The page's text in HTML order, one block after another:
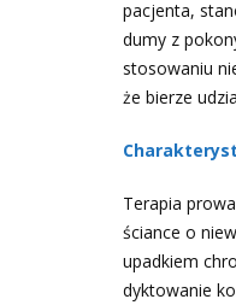
pacjenta,
dumy z
stosowaniu
że bierze
Terapia
ściance o
upadkiem
dyktowanie